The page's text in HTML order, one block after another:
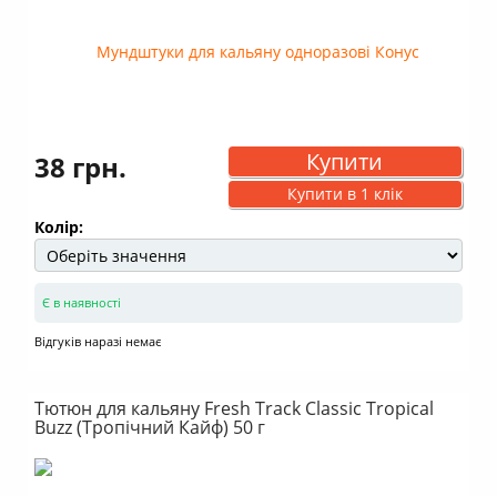
38 грн. Купити
Купити в 1 клік
Колір:
Є в наявності
Відгуків наразі немає
Тютюн для кальяну Fresh Track Classic Tropical
Buzz (Тропічний Кайф) 50 г